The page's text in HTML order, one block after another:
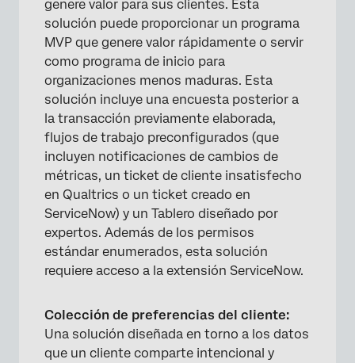
genere valor para sus clientes. Esta
solución puede proporcionar un programa
MVP que genere valor rápidamente o servir
como programa de inicio para
organizaciones menos maduras. Esta
solución incluye una encuesta posterior a
la transacción previamente elaborada,
flujos de trabajo preconfigurados (que
incluyen notificaciones de cambios de
métricas, un ticket de cliente insatisfecho
en Qualtrics o un ticket creado en
ServiceNow) y un Tablero diseñado por
expertos. Además de los permisos
estándar enumerados, esta solución
requiere acceso a la extensión ServiceNow.
Colección de preferencias del cliente:
Una solución diseñada en torno a los datos
que un cliente comparte intencional y